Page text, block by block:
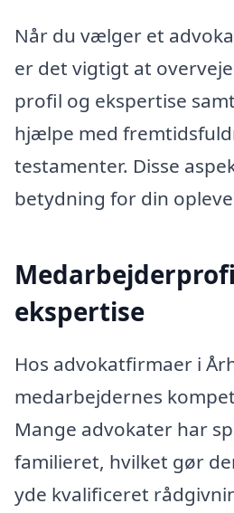
Når du vælger et
er det vigtigt at
profil og ekspertise
hjælpe med
testamenter. Disse
betydning for din
ekspertise
Hos advokatfirmaer i
medarbejdernes
Mange advokater har
familieret, hvilket gør
yde kvalificeret